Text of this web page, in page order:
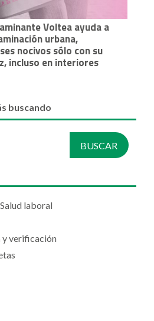
Voltea ayuda a
urbana,
nocivos sólo con su
incluso en interiores
buscando
laboral
verificación